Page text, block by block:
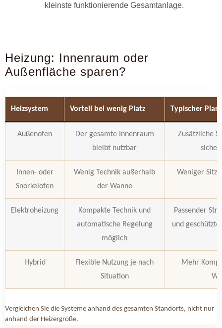
kleinste funktionierende Gesamtanlage.
Heizung: Innenraum oder
Außenfläche sparen?
Heizsystem Vorteil bei wenig Platz Typischer
Außenofen
Der gesamte Innenraum
bleibt nutzbar
Zusätzliche
Innen- oder
Snorkelofen
Wenig Technik außerhalb
der Wanne
Weniger
Elektroheizung
Kompakte Technik und
automatische Regelung
möglich
Passender
und
Hybrid
Flexible Nutzung je nach
Situation
Mehr
Vergleichen Sie die Systeme anhand des gesamten Standorts, nicht nur
anhand der Heizergröße.